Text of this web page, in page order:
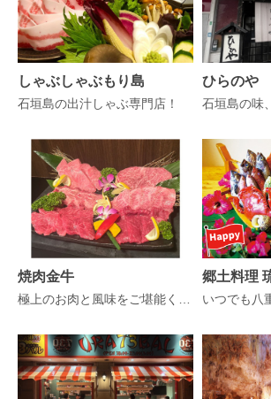
しゃぶしゃぶもり島
石垣島の出汁しゃぶ専門店！
ひらのや
石垣島の味
焼肉金牛
極上のお肉と風味をご堪能ください！
郷土料理